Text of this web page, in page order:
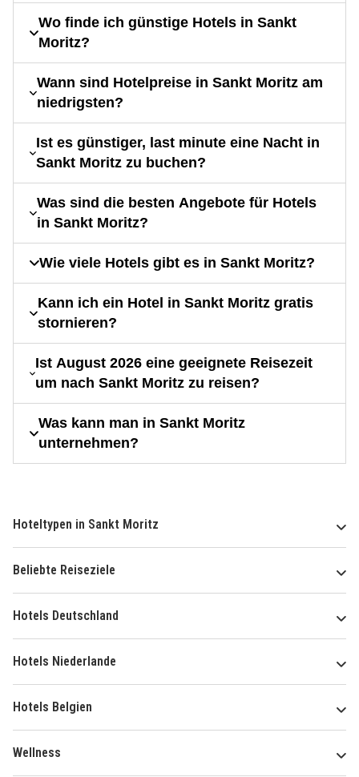
Wo finde ich günstige Hotels in Sankt
Moritz?
Wann sind Hotelpreise in Sankt Moritz am
niedrigsten?
Ist es günstiger, last minute eine Nacht in
Sankt Moritz zu buchen?
Was sind die besten Angebote für Hotels
in Sankt Moritz?
Wie viele Hotels gibt es in Sankt Moritz?
Kann ich ein Hotel in Sankt Moritz gratis
stornieren?
Ist August 2026 eine geeignete Reisezeit
um nach Sankt Moritz zu reisen?
Was kann man in Sankt Moritz
unternehmen?
Hoteltypen in Sankt Moritz
Beliebte Reiseziele
Hotels Deutschland
Hotels Niederlande
Hotels Belgien
Wellness